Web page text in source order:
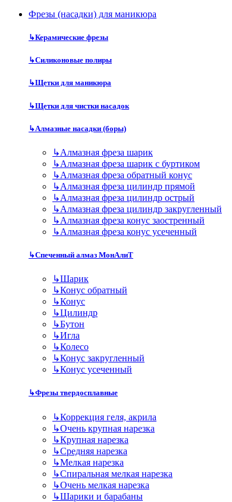
Фрезы (насадки) для маникюра
↳Керамические фрезы
↳Силиконовые полиры
↳Щетки для маникюра
↳Щетки для чистки насадок
↳Алмазные насадки (боры)
↳Алмазная фреза шарик
↳Алмазная фреза шарик с буртиком
↳Алмазная фреза обратный конус
↳Алмазная фреза цилиндр прямой
↳Алмазная фреза цилиндр острый
↳Алмазная фреза цилиндр закругленный
↳Алмазная фреза конус заостренный
↳Алмазная фреза конус усеченный
↳Спеченный алмаз МонАлиТ
↳Шарик
↳Конус обратный
↳Конус
↳Цилиндр
↳Бутон
↳Игла
↳Колесо
↳Конус закругленный
↳Конус усеченный
↳Фрезы твердосплавные
↳Коррекция геля, акрила
↳Очень крупная нарезка
↳Крупная нарезка
↳Средняя нарезка
↳Мелкая нарезка
↳Спиральная мелкая нарезка
↳Очень мелкая нарезка
↳Шарики и барабаны